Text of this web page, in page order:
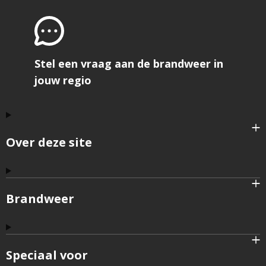
Over deze site
Brandweer
Speciaal voor
Stel een vraag aan de brandweer in
jouw regio